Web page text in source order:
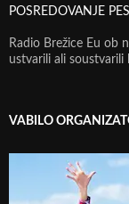
POSREDOVANJE
Radio Brežice Eu ob
ustvarili ali soustvarili
VABILO